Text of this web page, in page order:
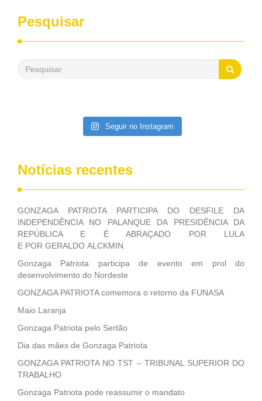
desenvolvimento dos seus municípios e, somente o ano
passado, essa Fundação distribuiu mais de três bilhões de
reais, com suas maravilhosas ações, dentre alas, mais de
saneamento básico, em pequenas comunidades rurais.
Patriota disse ainda que, mesmo sem mandato,
Pesquisar
Seguir no Instagram
Notícias recentes
GONZAGA PATRIOTA PARTICIPA DO DESFILE DA
INDEPENDÊNCIA NO PALANQUE DA PRESIDÊNCIA DA
REPÚBLICA E É ABRAÇADO POR LULA
E POR GERALDO ALCKMIN.
Gonzaga Patriota participa de evento em prol do
desenvolvimento do Nordeste
GONZAGA PATRIOTA comemora o retorno da FUNASA
Maio Laranja
Gonzaga Patriota pelo Sertão
Dia das mães de Gonzaga Patriota
GONZAGA PATRIOTA NO TST – TRIBUNAL SUPERIOR DO
TRABALHO
Gonzaga Patriota pode reassumir o mandato